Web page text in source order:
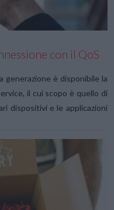
con il QoS
generazione è disponibile la
il cui scopo è quello di
dispositivi e le applicazioni